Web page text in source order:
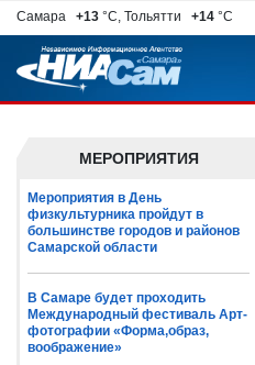
Самара +13 °C, Тольятти +14 °C
МЕРОПРИЯТИЯ
Мероприятия в День
физкультурника пройдут в
большинстве городов и районов
Самарской области
В Самаре будет проходить
Международный фестиваль Арт-
фотографии «Форма,образ,
воображение»